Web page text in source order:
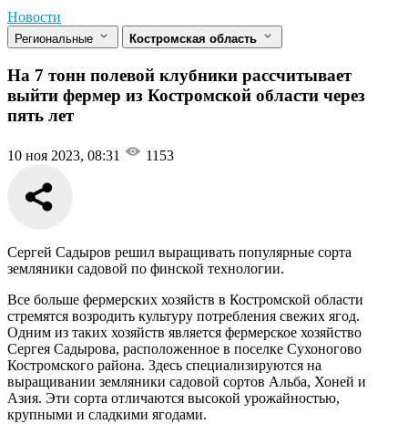
Новости
Региональные Костромская область
На 7 тонн полевой клубники рассчитывает
выйти фермер из Костромской области через
пять лет
10 ноя 2023, 08:31 1153
Сергей Садыров решил выращивать популярные сорта
земляники садовой по финской технологии.
Все больше фермерских хозяйств в Костромской области
стремятся возродить культуру потребления свежих ягод.
Одним из таких хозяйств является фермерское хозяйство
Сергея Садырова, расположенное в поселке Сухоногово
Костромского района. Здесь специализируются на
выращивании земляники садовой сортов Альба, Хоней и
Азия. Эти сорта отличаются высокой урожайностью,
крупными и сладкими ягодами.